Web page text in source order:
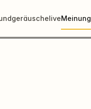
liveMeinung